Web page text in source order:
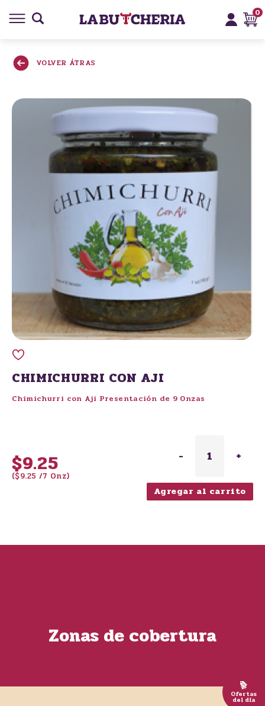
0
VOLVER ÁTRAS
CHIMICHURRI CON AJI
Chimichurri con Aji Presentación de 9 Onzas
$9.25
($9.25 /7 Onz)
- 1 +
Agregar al carrito
Zonas de cobertura
Ofertas
del día